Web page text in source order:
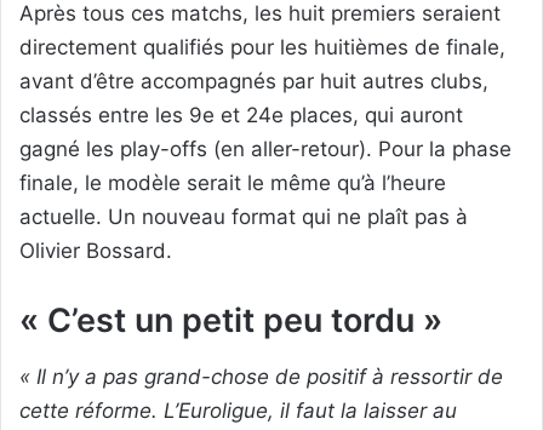
Après tous ces matchs, les huit premiers seraient
directement qualifiés pour les huitièmes de finale,
avant d’être accompagnés par huit autres clubs,
classés entre les 9e et 24e places, qui auront
gagné les play-offs (en aller-retour). Pour la phase
finale, le modèle serait le même qu’à l’heure
actuelle. Un nouveau format qui ne plaît pas à
Olivier Bossard.
« C’est un petit peu tordu »
« Il n’y a pas grand-chose de positif à ressortir de
cette réforme. L’Euroligue, il faut la laisser au